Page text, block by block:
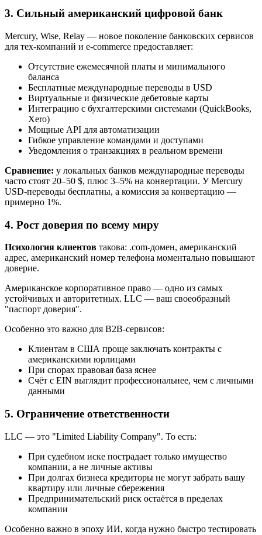
3. Сильный американский цифровой банк
Mercury, Wise, Relay — новое поколение банковских сервисов
для тех-компаний и e-commerce предоставляет:
Отсутствие ежемесячной платы и минимального
баланса
Бесплатные международные переводы в USD
Виртуальные и физические дебетовые карты
Интеграцию с бухгалтерскими системами (QuickBooks,
Xero)
Мощные API для автоматизации
Гибкое управление командами и доступами
Уведомления о транзакциях в реальном времени
Сравнение: у локальных банков международные переводы
часто стоят 20–50 $, плюс 3–5% на конвертации. У Mercury
USD-переводы бесплатны, а комиссия за конвертацию —
примерно 1%.
4. Рост доверия по всему миру
Психология клиентов такова: .com-домен, американский
адрес, американский номер телефона моментально повышают
доверие.
Американское корпоративное право — одно из самых
устойчивых и авторитетных. LLC — ваш своеобразный
"паспорт доверия".
Особенно это важно для B2B-сервисов:
Клиентам в США проще заключать контракты с
американскими юрлицами
При спорах правовая база яснее
Счёт с EIN выглядит профессиональнее, чем с личными
данными
5. Ограничение ответственности
LLC — это "Limited Liability Company". То есть:
При судебном иске пострадает только имущество
компании, а не личные активы
При долгах бизнеса кредиторы не могут забрать вашу
квартиру или личные сбережения
Предпринимательский риск остаётся в пределах
компании
Особенно важно в эпоху ИИ, когда нужно быстро тестировать